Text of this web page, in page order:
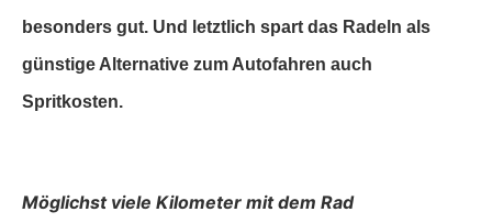
besonders gut. Und letztlich spart das Radeln als
günstige Alternative zum Autofahren auch
Spritkosten.
Möglichst viele Kilometer mit dem Rad